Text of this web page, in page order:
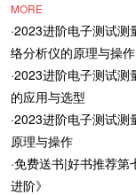
MORE
·2023进阶电子测试
络分析仪的原理与操作
·2023进阶电子测试
的应用与选型
·2023进阶电子测试
原理与操作
·免费送书|好书推荐
进阶》